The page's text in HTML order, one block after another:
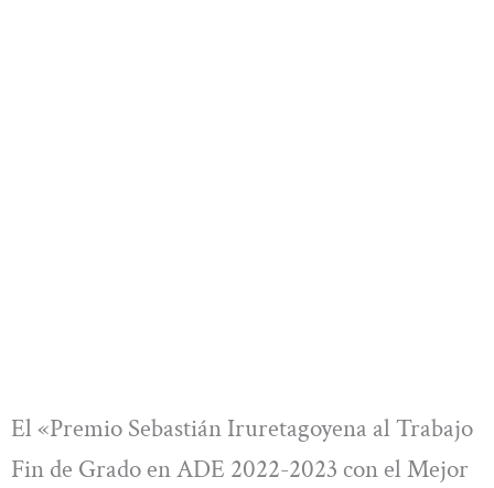
El «Premio Sebastián Iruretagoyena al Trabajo
Fin de Grado en ADE 2022-2023 con el Mejor